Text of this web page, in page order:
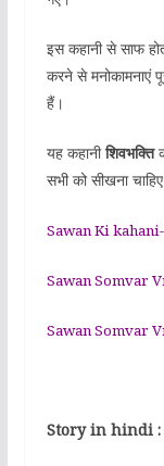
इस कहानी से साफ
करने से मनोकामनाएं
हैं।
यह कहानीशिवभक्ति
सभी को सीखना
Sawan Ki kahani-
Sawan Somvar
Sawan Somvar
Story in hindi :